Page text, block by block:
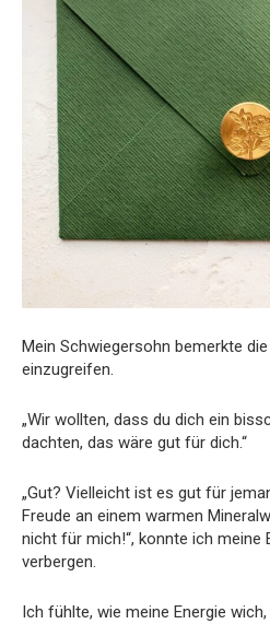
Mein Schwiegersohn bemerkte
einzugreifen.
„Wir wollten, dass du dich ein
dachten, das wäre gut für dich.“
„Gut? Vielleicht ist es gut für
Freude an einem warmen
nicht für mich!“, konnte ich meine
verbergen.
Ich fühlte, wie meine Energie